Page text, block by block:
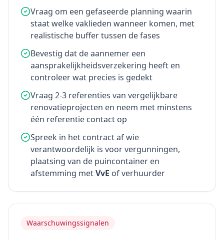
Vraag om een gefaseerde planning waarin
staat welke vaklieden wanneer komen, met
realistische buffer tussen de fases
Bevestig dat de aannemer een
aansprakelijkheidsverzekering heeft en
controleer wat precies is gedekt
Vraag 2-3 referenties van vergelijkbare
renovatieprojecten en neem met minstens
één referentie contact op
Spreek in het contract af wie
verantwoordelijk is voor vergunningen,
plaatsing van de puincontainer en
afstemming metVvE of verhuurder
Waarschuwingssignalen